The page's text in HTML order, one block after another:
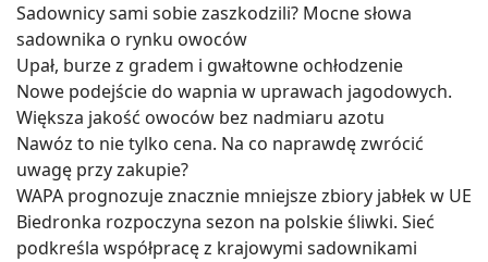
Sadownicy sami sobie zaszkodzili? Mocne słowa
sadownika o rynku owoców
Upał, burze z gradem i gwałtowne ochłodzenie
Nowe podejście do wapnia w uprawach jagodowych.
Większa jakość owoców bez nadmiaru azotu
Nawóz to nie tylko cena. Na co naprawdę zwrócić
uwagę przy zakupie?
WAPA prognozuje znacznie mniejsze zbiory jabłek w UE
Biedronka rozpoczyna sezon na polskie śliwki. Sieć
podkreśla współpracę z krajowymi sadownikami